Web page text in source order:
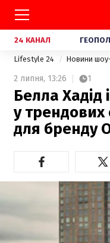
24 КАНАЛ
Lifestyle 24 Новини
2 липня, 13:26 1
Белла
у трендових
для бренду